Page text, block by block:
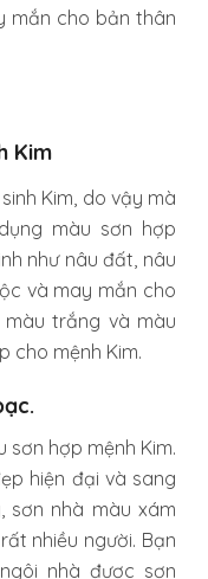
mắn cho bản thân
Kim
Kim, do vậy mà
màu sơn hợp
như nâu đất, nâu
và may mắn cho
màu trắng và màu
cho mệnh Kim.
hợp mệnh Kim.
hiện đại và sang
sơn nhà màu xám
nhiều người. Bạn
nhà được sơn